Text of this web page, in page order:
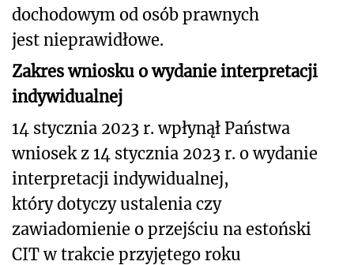
dochodowym od osób prawnych
jest nieprawidłowe.
Zakres wniosku o wydanie interpretacji
indywidualnej
14 stycznia 2023 r. wpłynął Państwa
wniosek z 14 stycznia 2023 r. o wydanie
interpretacji indywidualnej,
który dotyczy ustalenia czy
zawiadomienie o przejściu na estoński
CIT w trakcie przyjętego roku